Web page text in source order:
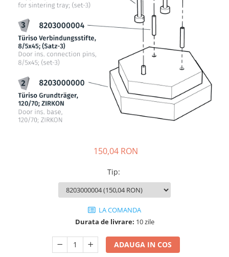
Disc PMMA Eldy Plus
Diverse
hs-opaque
Sablatoare
Soclatoare
Steamere
150,04 RON
Tip:
LA COMANDA
Durata de livrare: 10 zile
ADAUGA IN COS